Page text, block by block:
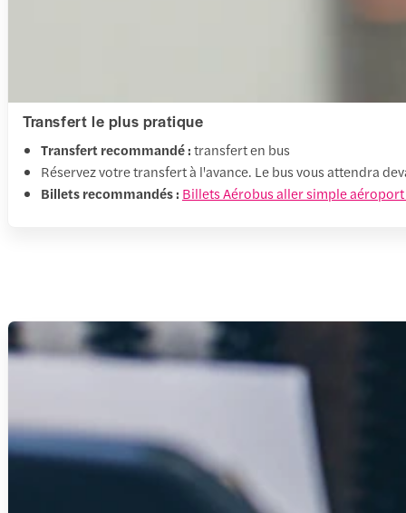
Transfert le plus pratique
Transfert recommandé :transfert en bus
Réservez votre transfert à l'avance. Le bus vous attendra
Billets recommandés : Billets Aérobus aller simple